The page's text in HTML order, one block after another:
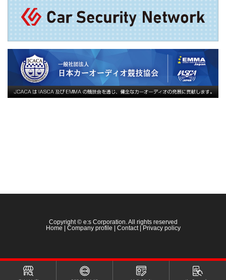
Copyright © e:s Corporation. All rights reserved
Home
Company profile Contact| Privacy policy